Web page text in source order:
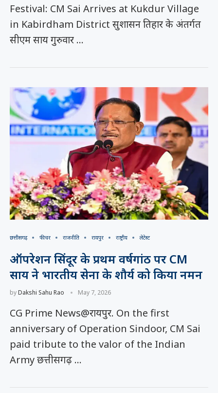
Festival: CM Sai Arrives at Kukdur Village
in Kabirdham District सुशासन तिहार के अंतर्गत
सीएम साय गुरुवार …
छत्तीसगढ़ फीचर राजनीति रायपुर राष्ट्रीय लेटेस्ट
ऑपरेशन सिंदूर के प्रथम वर्षगांठ पर CM
साय ने भारतीय सेना के शौर्य को किया नमन
byDakshi Sahu Rao May 7, 2026
CG Prime News@रायपुर. On the first
anniversary of Operation Sindoor, CM Sai
paid tribute to the valor of the Indian
Army छत्तीसगढ़ …